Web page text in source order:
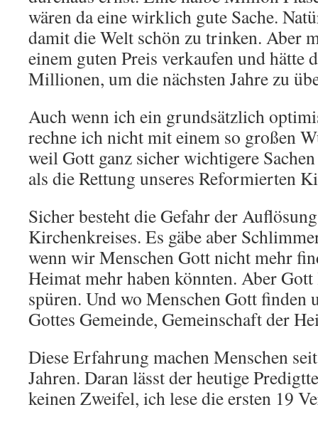
wären da eine wirklich gute Sache.
damit die Welt schön zu trinken. Aber
einem guten Preis verkaufen und hätte
Millionen, um die nächsten Jahre zu
Auch wenn ich ein grundsätzlich
rechne ich nicht mit einem so großen
weil Gott ganz sicher wichtigere
als die Rettung unseres Reformierten
Sicher besteht die Gefahr der
Kirchenkreises. Es gäbe aber
wenn wir Menschen Gott nicht mehr
Heimat mehr haben könnten. Aber
spüren. Und wo Menschen Gott finden
Gottes Gemeinde, Gemeinschaft der
Diese Erfahrung machen Menschen
Jahren. Daran lässt der heutige
keinen Zweifel, ich lese die ersten 19